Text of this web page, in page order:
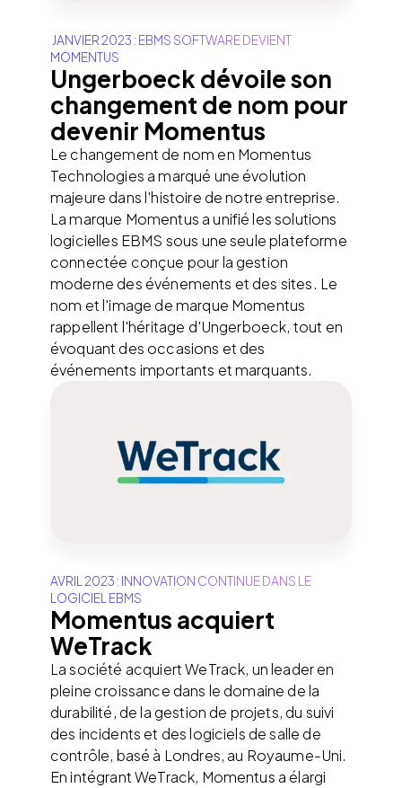
JANVIER 2023 : EBMS SOFTWARE DEVIENT
MOMENTUS
Ungerboeck dévoile son
changement de nom pour
devenir Momentus
Le changement de nom en Momentus
Technologies a marqué une évolution
majeure dans l'histoire de notre entreprise.
La marque Momentus a unifié les solutions
logicielles EBMS sous une seule plateforme
connectée conçue pour la gestion
moderne des événements et des sites. Le
nom et l'image de marque Momentus
rappellent l'héritage d'Ungerboeck, tout en
évoquant des occasions et des
événements importants et marquants.
AVRIL 2023 : INNOVATION CONTINUE DANS LE
LOGICIEL EBMS
Momentus acquiert
WeTrack
La société acquiert WeTrack, un leader en
pleine croissance dans le domaine de la
durabilité, de la gestion de projets, du suivi
des incidents et des logiciels de salle de
contrôle, basé à Londres, au Royaume-Uni.
En intégrant WeTrack, Momentus a élargi